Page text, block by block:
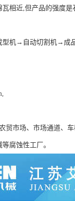
相近,但产品的强度是
机→自动切割机→成
贸市场、市场通道、
腐蚀性工厂。